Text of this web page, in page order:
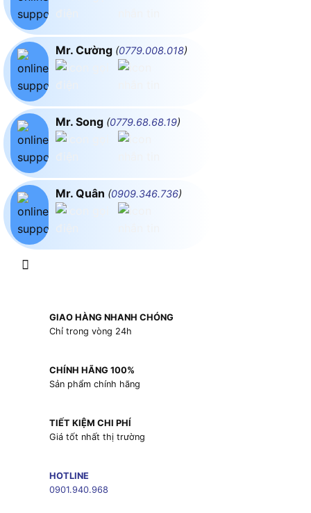
Mr. Cường (0779.008.018)
Mr. Song (0779.68.68.19)
Mr. Quân (0909.346.736)
GIAO HÀNG NHANH CHÓNG
Chỉ trong vòng 24h
CHÍNH HÃNG 100%
Sản phẩm chính hãng
TIẾT KIỆM CHI PHÍ
Giá tốt nhất thị trường
HOTLINE
0901.940.968